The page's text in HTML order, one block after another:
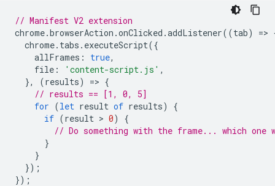
// Manifest V2 extension
chrome.browserAction .onClicked .addListener((tab) =>
chrome. tabs . executeScript({
allFrames : true,
file : 'content-script.js' ,
},
(results) => {
// results == [1, 0, 5]
for (let result of results)
{
if (result > 0)
{
// Do something with the frame... which one
}
}
});
});